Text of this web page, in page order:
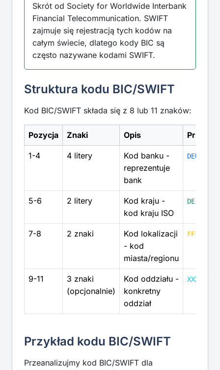
Skrót od Society for Worldwide Interbank
Financial Telecommunication. SWIFT
zajmuje się rejestracją tych kodów na
całym świecie, dlatego kody BIC są
często nazywane kodami SWIFT.
Struktura kodu BIC/SWIFT
Kod BIC/SWIFT składa się z 8 lub 11 znaków:
Pozycja Znaki Opis Przykład
1-4 4 litery
Kod banku -
reprezentuje
bank
DEUT
5-6 2 litery
Kod kraju -
kod kraju ISO
DE
7-8 2 znaki
Kod lokalizacji
- kod
miasta/regionu
FF
9-11
3 znaki
(opcjonalnie)
Kod oddziału -
konkretny
oddział
XXX
Przykład kodu BIC/SWIFT
Przeanalizujmy kod BIC/SWIFT dla